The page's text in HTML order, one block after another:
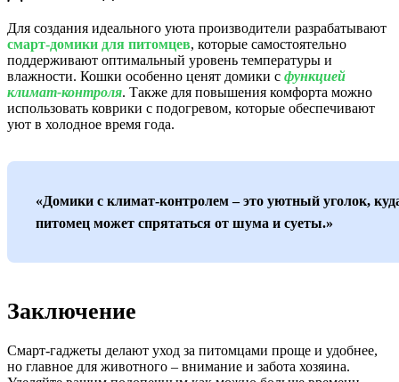
Для создания идеального уюта производители разрабатывают
смарт-домики для питомцев, которые самостоятельно
поддерживают оптимальный уровень температуры и
влажности. Кошки особенно ценят домики с функцией
климат-контроля. Также для повышения комфорта можно
использовать коврики с подогревом, которые обеспечивают
уют в холодное время года.
«Домики с климат-контролем – это уютный уголок,
питомец может спрятаться от шума и суеты.»
Заключение
Смарт-гаджеты делают уход за питомцами проще и удобнее,
но главное для животного – внимание и забота хозяина.